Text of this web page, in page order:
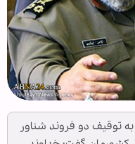
توقیف دو فروند شناور